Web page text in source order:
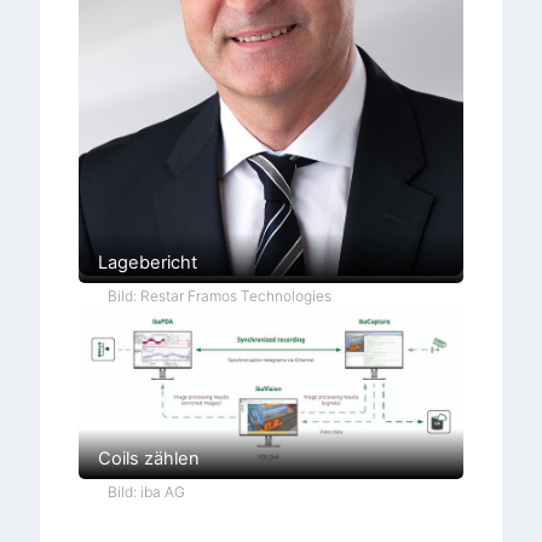
Lagebericht
Bild: Restar Framos Technologies
Coils zählen
Bild: iba AG